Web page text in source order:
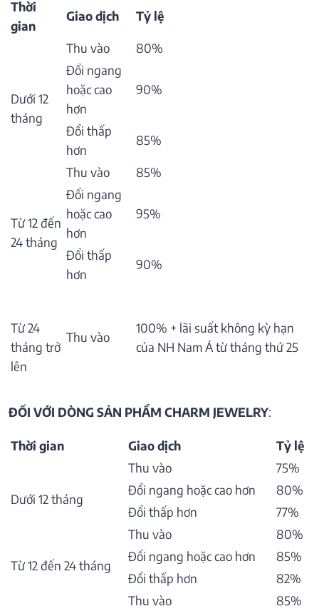
Thời
gian
Giao dịch Tỷ lệ
Dưới 12
tháng
Thu vào
80%
Đổi ngang
hoặc cao
hơn
90%
Đổi thấp
hơn
85%
Từ 12 đến
24 tháng
Thu vào
85%
Đổi ngang
hoặc cao
hơn
95%
Đổi thấp
hơn
90%
Từ 24
tháng trở
lên
Thu vào
100% + lãi suất không kỳ hạn
của NH Nam Á từ tháng thứ 25
ĐỐI VỚI DÒNG SẢN PHẨM CHARM JEWELRY:
Thời gian Giao dịch Tỷ lệ
Dưới 12 tháng
Thu vào
75%
Đổi ngang hoặc cao hơn
80%
Đổi thấp hơn
77%
Từ 12 đến 24 tháng
Thu vào
80%
Đổi ngang hoặc cao hơn
85%
Đổi thấp hơn
82%
Thu vào
85%